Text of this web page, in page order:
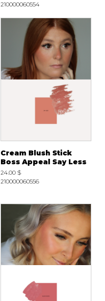
210000060554
Cream Blush Stick
Boss Appeal Say Less
24.00 $
210000060556